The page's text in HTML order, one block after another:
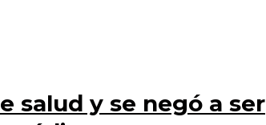
salud y se negó a ser